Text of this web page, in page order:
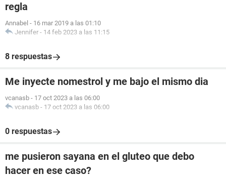
regla
Annabel - 16 mar 2019 a las 01:10
Jennifer - 14 feb 2023 a las 11:15
8 respuestas
Me inyecte nomestrol y me bajo el mismo dia
vcanasb - 17 oct 2023 a las 06:00
vcanasb - 17 oct 2023 a las 06:00
0 respuestas
me pusieron sayana en el gluteo que debo
hacer en ese caso?